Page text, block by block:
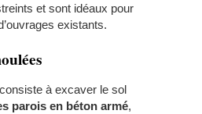
et sont idéaux pour
existants.
à excaver le sol
parois en béton armé,